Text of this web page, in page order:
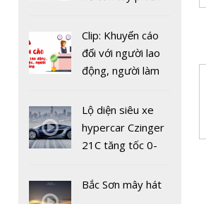
kích hoạt bước
ngoặt cho kỷ
nguyên kỹ thuật
Clip: Khuyến cáo
đối với người lao
động, người làm
hàng tại khu dịch
vụ trong dịch
Covid-19
Lộ diện siêu xe
hypercar Czinger
21C tăng tốc 0-
2 giây
Bắc Sơn mây hát